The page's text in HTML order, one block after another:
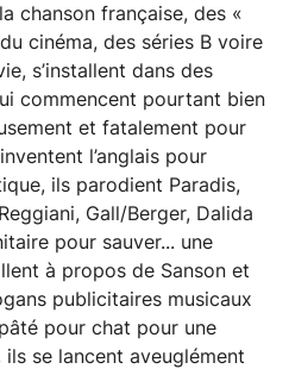
chanson française, des «
cinéma, des séries B voire
s’installent dans des
commencent pourtant bien
et fatalement pour
l’anglais pour
ils parodient Paradis,
Gall/Berger, Dalida
pour sauver... une
à propos de Sanson et
publicitaires musicaux
pour chat pour une
se lancent aveuglément